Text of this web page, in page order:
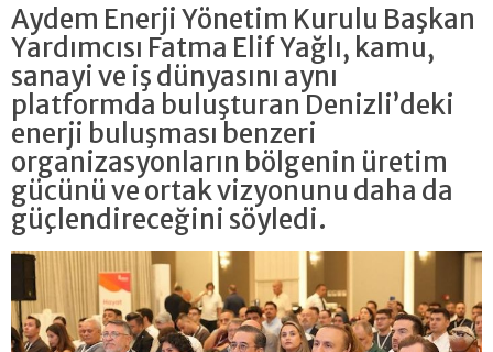
Aydem Enerji Yönetim Kurulu Başkan
Yardımcısı Fatma Elif Yağlı, kamu,
sanayi ve iş dünyasını aynı
platformda buluşturan Denizli’deki
enerji buluşması benzeri
organizasyonların bölgenin üretim
gücünü ve ortak vizyonunu daha da
güçlendireceğini söyledi.